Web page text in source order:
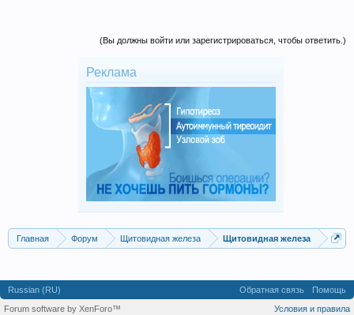
(Вы должны войти или зарегистрироваться, чтобы ответить.)
Реклама
Главная Форум Щитовидная железа Щитовидная железа
Russian (RU) Обратная связь
Помощь
Условия и правила
Forum software by XenForo™